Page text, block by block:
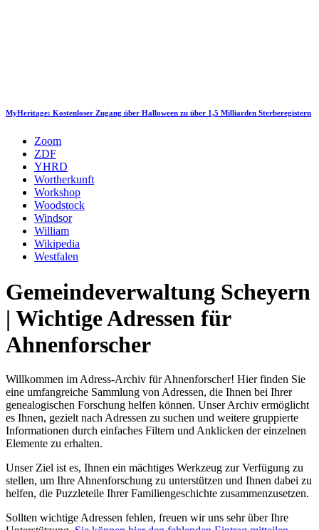
MyHeritage: Kostenloser Zugang über Halloween zu über 1,5 Milliarden Sterberegistern
Zoom
ZDF
YHRD
Wortherkunft
Workshop
Woodstock
Windsor
William
Wikipedia
Westfalen
Gemeindeverwaltung Scheyern
| Wichtige Adressen für
Ahnenforscher
Willkommen im Adress-Archiv für Ahnenforscher! Hier finden Sie
eine umfangreiche Sammlung von Adressen, die Ihnen bei Ihrer
genealogischen Forschung helfen können. Unser Archiv ermöglicht
es Ihnen, gezielt nach Adressen zu suchen und weitere gruppierte
Informationen durch einfaches Filtern und Anklicken der einzelnen
Elemente zu erhalten.
Unser Ziel ist es, Ihnen ein mächtiges Werkzeug zur Verfügung zu
stellen, um Ihre Ahnenforschung zu unterstützen und Ihnen dabei zu
helfen, die Puzzleteile Ihrer Familiengeschichte zusammenzusetzen.
Sollten wichtige Adressen fehlen, freuen wir uns sehr über Ihre